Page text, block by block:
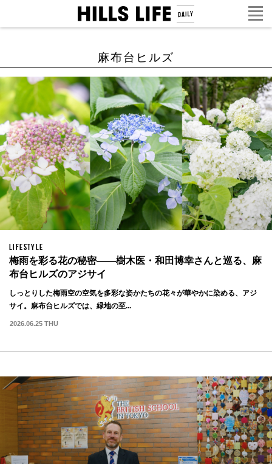
麻布台ヒルズ
LIFESTYLE
梅雨を彩る花の秘密——樹木医・和田博幸さんと巡る、麻
布台ヒルズのアジサイ
しっとりした梅雨空の空気を多彩な姿かたちの花々が華やかに染める、アジ
サイ。麻布台ヒルズでは、緑地の至...
2026.06.25 THU